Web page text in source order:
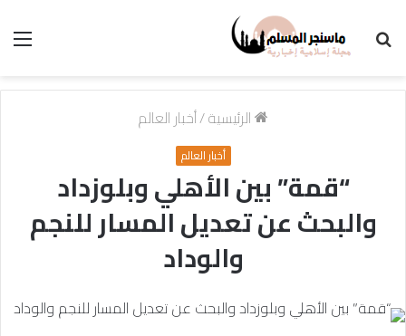
الرئيسية/أخبار العالم
أخبار العالم
“قمة” بين الأهلي وبلوزداد
والبحث عن تعديل المسار للنجم
والوداد